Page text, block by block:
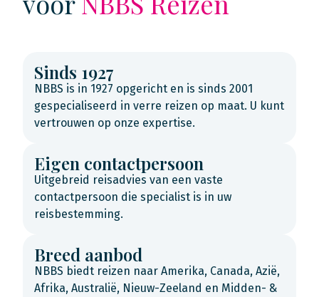
Sinds 1927
NBBS is in 1927 opgericht en is sinds 2001
gespecialiseerd in verre reizen op maat. U kunt
vertrouwen op onze expertise.
Eigen contactpersoon
Uitgebreid reisadvies van een vaste
contactpersoon die specialist is in uw
reisbestemming.
Breed aanbod
NBBS biedt reizen naar Amerika, Canada, Azië,
Afrika, Australië, Nieuw-Zeeland en Midden- &